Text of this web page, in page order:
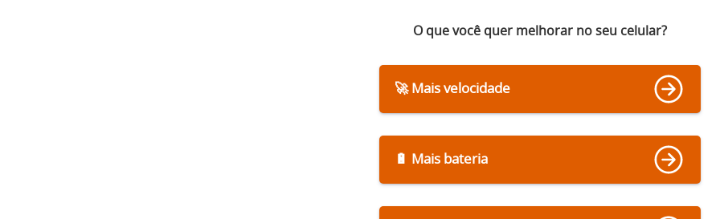
O que você quer melhorar no seu celular?
🚀 Mais velocidade
🔋 Mais bateria